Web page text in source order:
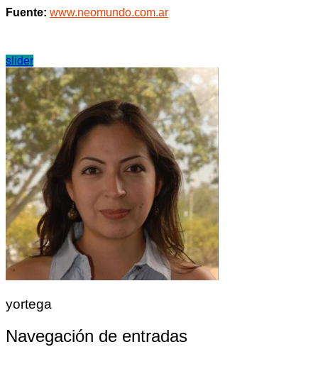
Fuente: www.neomundo.com.ar
slider
yortega
Navegación de entradas